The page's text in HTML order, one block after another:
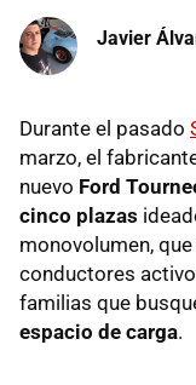
Javier
Durante el pasado
marzo, el
nuevo Ford
cinco plazas
monovolumen,
conductores
familias que
espacio de carga.